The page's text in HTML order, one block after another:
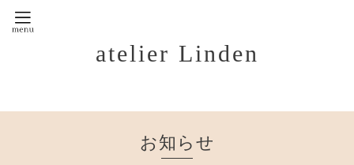
atelier Linden
お知らせ